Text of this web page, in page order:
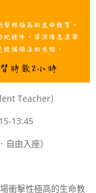
Teacher）
13:45
由入座）
衝擊性極高的生命教